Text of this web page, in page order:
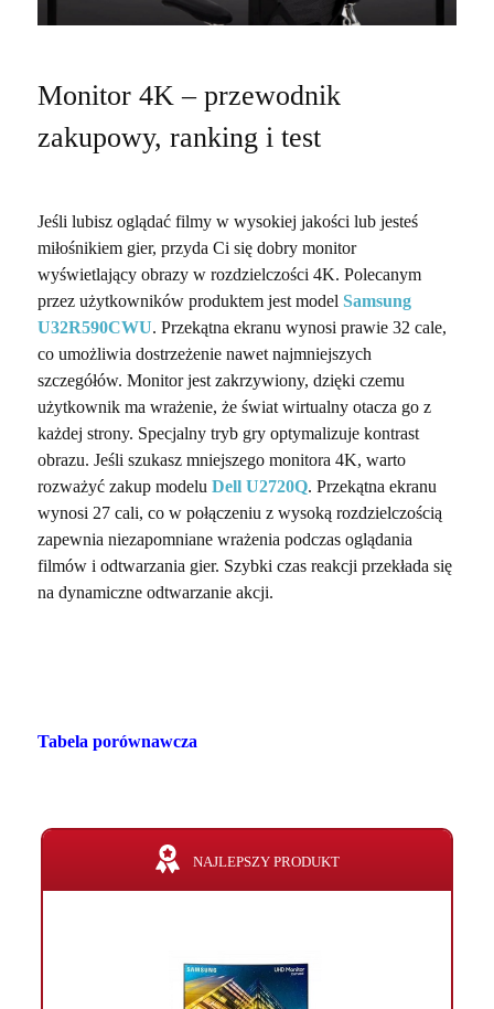
Monitor 4K – przewodnik
zakupowy, ranking i test
Jeśli lubisz oglądać filmy w wysokiej jakości lub jesteś
miłośnikiem gier, przyda Ci się dobry monitor
wyświetlający obrazy w rozdzielczości 4K. Polecanym
przez użytkowników produktem jest model Samsung
U32R590CWU. Przekątna ekranu wynosi prawie 32 cale,
co umożliwia dostrzeżenie nawet najmniejszych
szczegółów. Monitor jest zakrzywiony, dzięki czemu
użytkownik ma wrażenie, że świat wirtualny otacza go z
każdej strony. Specjalny tryb gry optymalizuje kontrast
obrazu. Jeśli szukasz mniejszego monitora 4K, warto
rozważyć zakup modelu Dell U2720Q. Przekątna ekranu
wynosi 27 cali, co w połączeniu z wysoką rozdzielczością
zapewnia niezapomniane wrażenia podczas oglądania
filmów i odtwarzania gier. Szybki czas reakcji przekłada się
na dynamiczne odtwarzanie akcji.
Tabela porównawcza
NAJLEPSZY PRODUKT